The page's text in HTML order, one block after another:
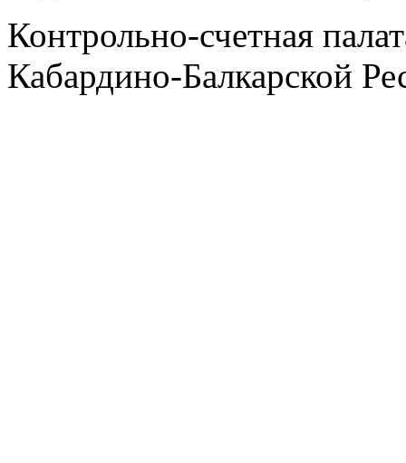
Контрольно-счетная
Кабардино-Балкарской